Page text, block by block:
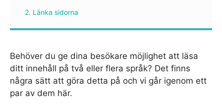
2. Länka sidorna
Behöver du ge dina besökare möjlighet att läsa
ditt innehåll på två eller flera språk? Det finns
några sätt att göra detta på och vi går igenom ett
par av dem här.